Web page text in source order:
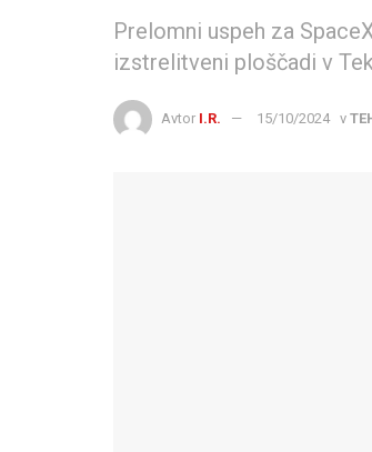
Prelomni uspeh za
izstrelitveni ploščadi v
Avtor I.R. 15/10/2024 v